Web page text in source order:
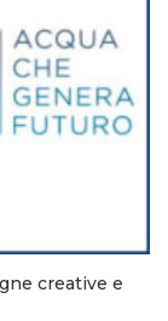
creative e